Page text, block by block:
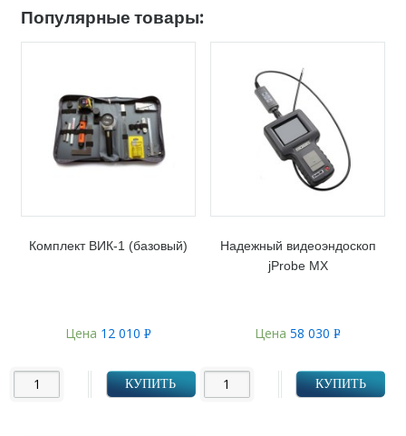
Популярные товары:
Комплект ВИК-1 (базовый)
Цена 12 010 Р
КУПИТЬ
Надежный видеоэндоскоп
jProbe MX
Цена58 030Р
КУПИТЬ